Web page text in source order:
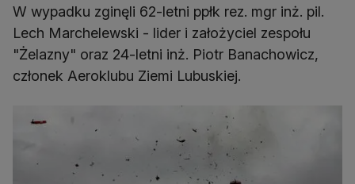
W wypadku zginęli 62-letni ppłk rez. mgr inż. pil.
Lech Marchelewski - lider i założyciel zespołu
"Żelazny" oraz 24-letni inż. Piotr Banachowicz,
członek Aeroklubu Ziemi Lubuskiej.